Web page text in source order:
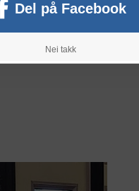
Del på Facebook
Nei takk